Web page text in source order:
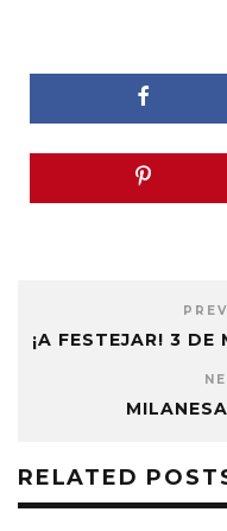
¡A FESTEJAR! 3
RELATED